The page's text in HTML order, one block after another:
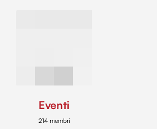
Eventi
214 membri